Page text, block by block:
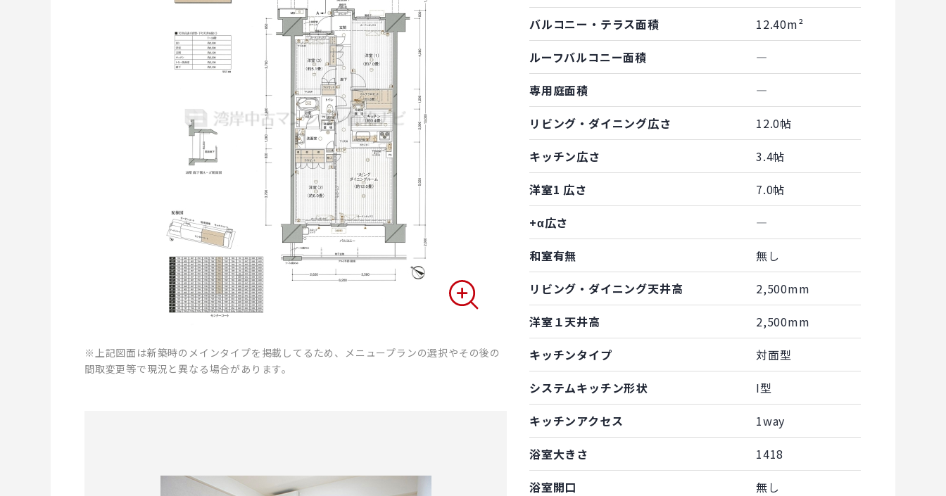
※上記図面は新築時のメインタイプを掲載してるため、メニュープランの選択やその後の
間取変更等で現況と異なる場合があります。
バルコニー・テラス面積
12.40m²
ルーフバルコニー面積
―
専用庭面積
―
リビング・ダイニング広さ
12.0帖
キッチン広さ
3.4帖
洋室1 広さ
7.0帖
+α広さ
―
和室有無
無し
リビング・ダイニング天井高
2,500mm
洋室１天井高
2,500mm
キッチンタイプ
対面型
システムキッチン形状
I型
キッチンアクセス
1way
浴室大きさ
1418
浴室開口
無し